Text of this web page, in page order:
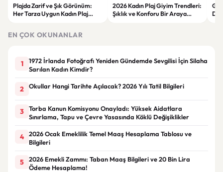
Plajda Zarif ve Şık Görünüm:
Her Tarza Uygun Kadın Plaj
2026 Kadın Plaj Giyim Trendleri:
Şıklık ve Konforu Bir Araya
EN ÇOK OKUNANLAR
1
1972 İrlanda Fotoğrafı Yeniden Gündemde Sevgilisi İçin Silaha
Sarılan Kadın Kimdir?
2 Okullar Hangi Tarihte Açılacak? 2026 Yılı Tatil Bilgileri
3
Torba Kanun Komisyonu Onayladı: Yüksek Aidatlara
Sınırlama, Tapu ve Çevre Yasasında Köklü Değişiklikler
4
2026 Ocak Emeklilik Temel Maaş Hesaplama Tablosu ve
Bilgileri
5
2026 Emekli Zammı: Taban Maaş Bilgileri ve 20 Bin Lira
Ödeme Hesaplama!